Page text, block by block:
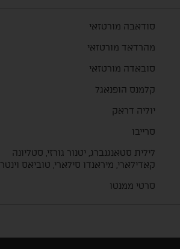
סודאבה מורטזאי
מהרדאד מורטזאי
סובאדה מורטזאי
קלמנס הופנאגל
יוליה דראק
סרייבו
לילית סטאנגנברג, יטנור גורזי, סטליונה
קאדילארי, מיראנדו סילארי, טוביאס וינטר
סרטי ממנטו